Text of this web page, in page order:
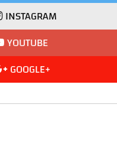
INSTAGRAM
YOUTUBE
GOOGLE+